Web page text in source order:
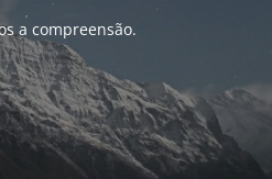
a compreensão.